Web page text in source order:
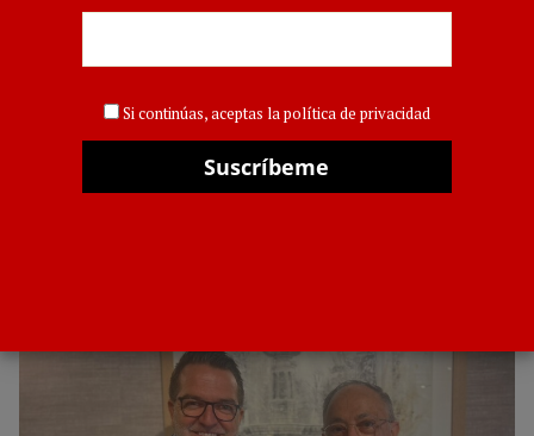
AEDH elige a Forst para
estructurar los contenidos
Si continúas, aceptas la política de privacidad